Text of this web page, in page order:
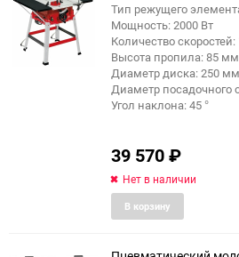
Тип режущего
Мощность: 2000 Вт
Количество скоростей:
Высота пропила: 85 мм
Диаметр диска: 250 мм
Диаметр посадочного
Угол наклона: 45 °
39 570₽
Нет в наличии
В корзину